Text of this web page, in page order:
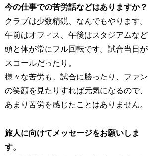
今の仕事での苦労話などはありますか？
クラブは少数精鋭、なんでもやります。
午前はオフィス、午後はスタジアムなど
頭と体が常にフル回転です。試合当日が
スコールだったり。
様々な苦労も、試合に勝ったり、ファン
の笑顔を見たりすれば元気になるので、
あまり苦労を感じたことはありません。
旅人に向けてメッセージをお願いしま
す。